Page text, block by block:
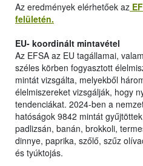
Az eredmények elérhetőek az
felületén.
EU- koordinált mintavétel
Az EFSA az EU tagállamai,
széles körben fogyasztott
mintát vizsgálta, melyekből
élelmiszereket vizsgálják, hogy
tendenciákat. 2024-ben a
hatóságok 9842 mintát
padlizsán, banán, brokkoli,
dinnye, paprika, szőlő, szűz
és tyúktojás.